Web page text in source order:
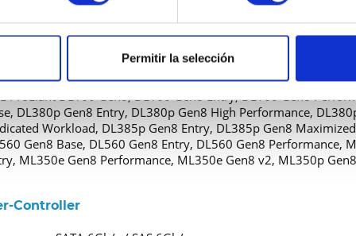
Permitir la selección
1 x PCI Express 3.0 x8
ProLiant DL160 Gen8, DL160 Gen8 Entry, DL160 Gen8
DL380p Gen8 Entry, DL380p Gen8 High Performance,
Workload, DL385p Gen8 Entry, DL385p Gen8
Gen8 Base, DL560 Gen8 Entry, DL560 Gen8 Performance,
ML350e Gen8 Performance, ML350e Gen8 v2, ML350p Gen8
Controller